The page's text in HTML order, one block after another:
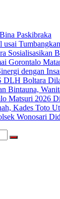
Paskibraka
Sosialisasikan
Gorontalo
dengan
DLH Boltara
Bintauna,
Matsuri 2026
Kades Toto
Wonosari
Search